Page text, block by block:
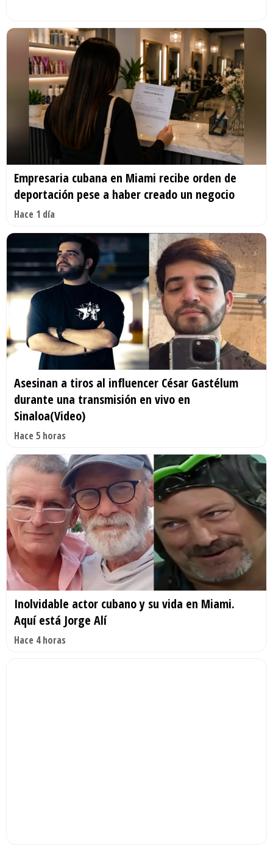
Empresaria cubana en Miami recibe orden de
deportación pese a haber creado un negocio
Hace 1 día
Asesinan a tiros al influencer César Gastélum
durante una transmisión en vivo en
Sinaloa(Video)
Hace 5 horas
Inolvidable actor cubano y su vida en Miami.
Aquí está Jorge Alí
Hace 4 horas